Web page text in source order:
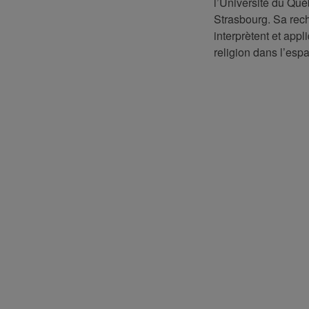
Strasbourg. Sa
interprètent et
religion dans